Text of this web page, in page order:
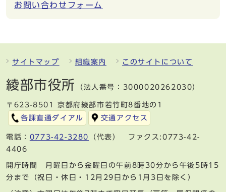
お問い合わせフォーム
サイトマップ 組織案内 このサイトについて
綾部市役所 （法人番号：3000020262030）
〒623-8501 京都府綾部市若竹町8番地の1
各課直通ダイアル
交通アクセス
電話： 0773-42-3280
（代表） ファクス:0773-42-
4406
開庁時間 月曜日から金曜日の午前8時30分から午後5時15
分まで（祝日・休日・12月29日から1月3日を除く）